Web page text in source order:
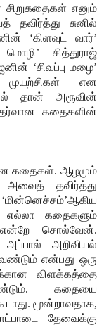
எனும்
சுனில்
‘கிளவுட் வார்’
சித்துராஜ்
‘சிவப்பு மழை’
என
தான் அரூவின்
கதைகளின்
கதைகள். ஆழமும்
அவைத் தவிர்த்து
‘மின்னெச்சம்’ஆகிய
கதைகளும்
சொல்வேன்.
அப்பால் அறிவியல்
என்பது ஒரு
விளக்கத்தை
கதையை
மூன்றாவதாக,
தேவைக்கு